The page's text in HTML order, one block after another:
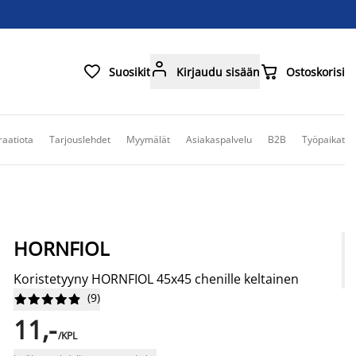
 Suosikit Kirjaudu sisään Ostoskorisi
Tarjouslehdet Myymälät Asiakaspalvelu B2B Työpaikat
HORNFIOL
Koristetyyny HORNFIOL 45x45 chenille keltainen





 (9)
11,-/KPL